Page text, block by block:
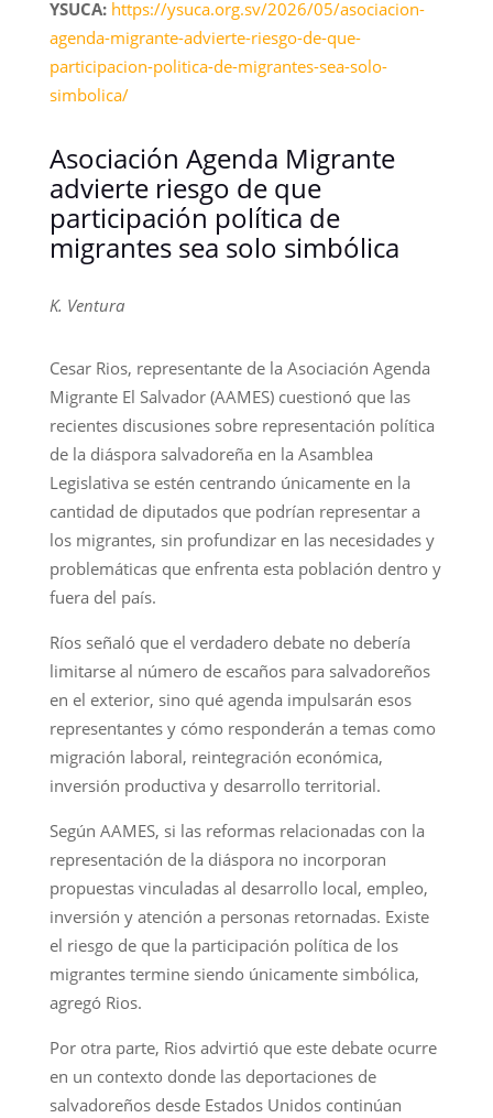
YSUCA: https://ysuca.org.sv/2026/05/asociacion-
agenda-migrante-advierte-riesgo-de-que-
participacion-politica-de-migrantes-sea-solo-
simbolica/
Asociación Agenda Migrante
advierte riesgo de que
participación política de
migrantes sea solo simbólica
K. Ventura
Cesar Rios, representante de la Asociación Agenda
Migrante El Salvador (AAMES) cuestionó que las
recientes discusiones sobre representación política
de la diáspora salvadoreña en la Asamblea
Legislativa se estén centrando únicamente en la
cantidad de diputados que podrían representar a
los migrantes, sin profundizar en las necesidades y
problemáticas que enfrenta esta población dentro y
fuera del país.
Ríos señaló que el verdadero debate no debería
limitarse al número de escaños para salvadoreños
en el exterior, sino qué agenda impulsarán esos
representantes y cómo responderán a temas como
migración laboral, reintegración económica,
inversión productiva y desarrollo territorial.
Según AAMES, si las reformas relacionadas con la
representación de la diáspora no incorporan
propuestas vinculadas al desarrollo local, empleo,
inversión y atención a personas retornadas. Existe
el riesgo de que la participación política de los
migrantes termine siendo únicamente simbólica,
agregó Rios.
Por otra parte, Rios advirtió que este debate ocurre
en un contexto donde las deportaciones de
salvadoreños desde Estados Unidos continúan